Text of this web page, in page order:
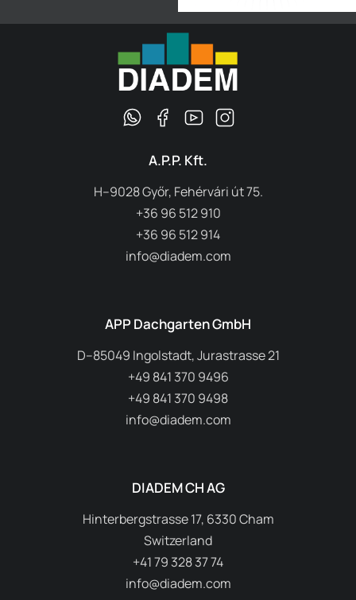
A.P.P. Kft.
H–9028 Győr, Fehérvári út 75.
+36 96 512 910
+36 96 512 914
info@diadem.com
APP Dachgarten GmbH
D–85049 Ingolstadt, Jurastrasse 21
+49 841 370 9496
+49 841 370 9498
info@diadem.com
DIADEM CH AG
Hinterbergstrasse 17, 6330 Cham
Switzerland
+41 79 328 37 74
info@diadem.com